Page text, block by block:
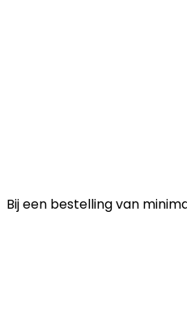
Bij een bestelling van